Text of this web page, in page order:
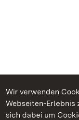
Wir verwenden
Webseiten-Erlebnis
sich dabei um
Kommen.